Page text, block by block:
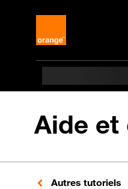
Aide
Autres tutoriels